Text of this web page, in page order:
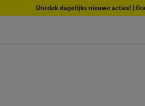
Ontdek dagelijks nieuwe acties! |